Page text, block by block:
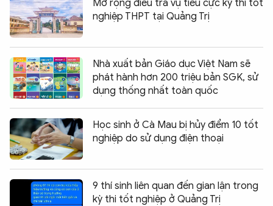
Mở rộng điều tra vụ tiêu cực kỳ thi tốt
nghiệp THPT tại Quảng Trị
Nhà xuất bản Giáo dục Việt Nam sẽ
phát hành hơn 200 triệu bản SGK, sử
dụng thống nhất toàn quốc
Học sinh ở Cà Mau bị hủy điểm 10 tốt
nghiệp do sử dụng điện thoại
9 thí sinh liên quan đến gian lận trong
kỳ thi tốt nghiệp ở Quảng Trị